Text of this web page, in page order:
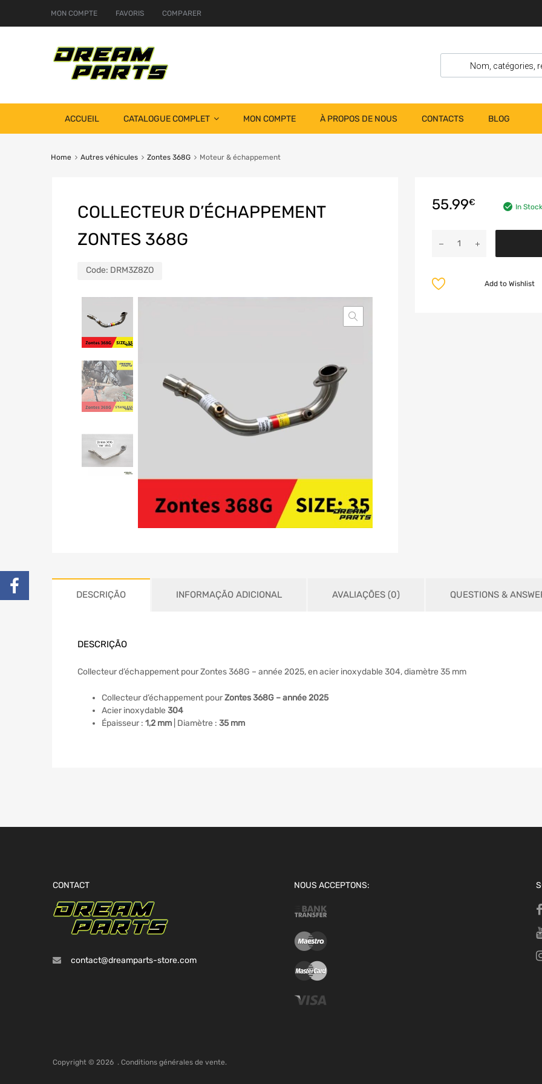
MON COMPTE FAVORIS COMPARER
ACCUEIL CATALOGUE COMPLET MON COMPTE À PROPOS DE NOUS CONTACTS BLOG
Home Autres véhicules Zontes 368G Moteur & échappement
COLLECTEUR D’ÉCHAPPEMENT
ZONTES 368G
Code: DRM3Z8ZO
55.99€ In Stock
Add to Wishlist
DESCRIÇÃO INFORMAÇÃO ADICIONAL AVALIAÇÕES (0) QUESTIONS &
DESCRIÇÃO
Collecteur d’échappement pour Zontes 368G – année 2025, en acier inoxydable 304, diamètre 35 mm
Collecteur d’échappement pourZontes 368G – année 2025
Acier inoxydable 304
Épaisseur : 1,2 mm | Diamètre : 35 mm
CONTACT
contact@dreamparts-store.com
NOUS ACCEPTONS:
Copyright © 2026 . Conditions générales de vente.